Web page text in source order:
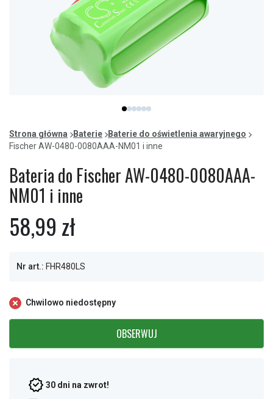
item
0
item
1
item
2
item
3
item
4
item
5
of
6
Strona główna Baterie
Baterie do oświetlenia awaryjnego
Fischer AW-0480-0080AAA-NM01 i inne
Bateria do Fischer AW-0480-0080AAA-
NM01 i inne
58,99 zł
Nr art.: FHR480LS
Chwilowo niedostępny
OBSERWUJ
30 dni na zwrot!